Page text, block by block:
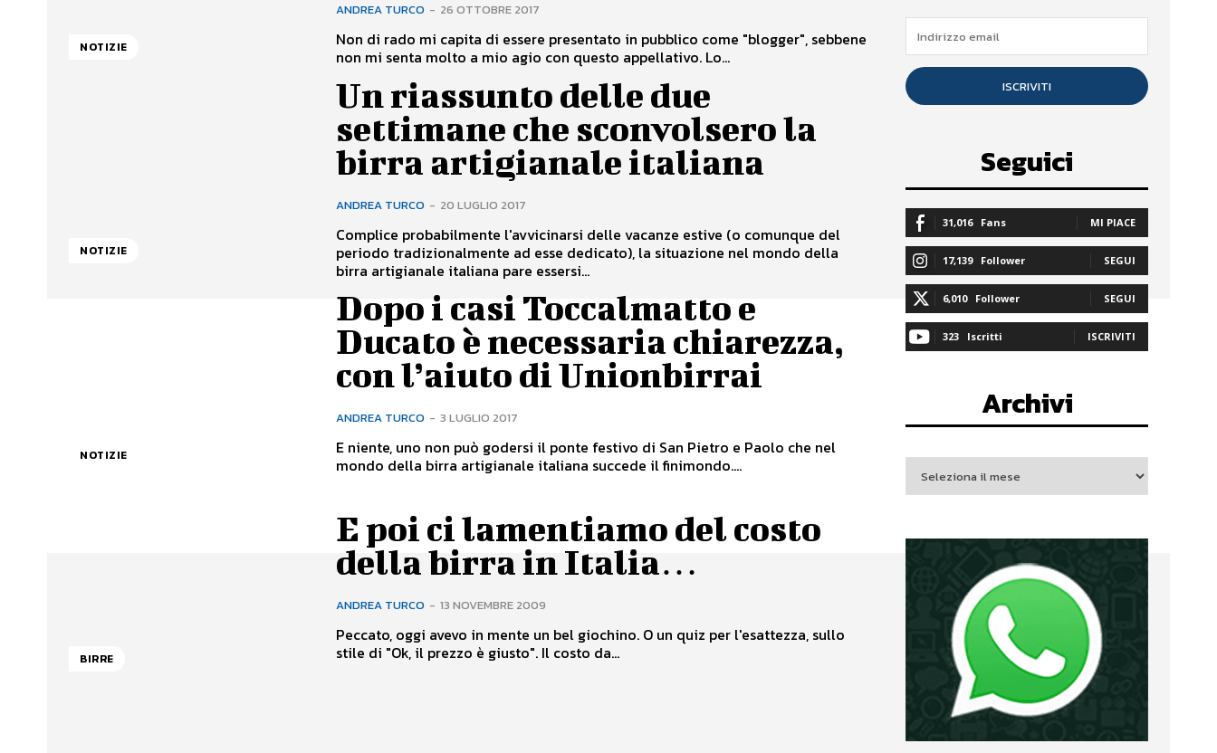
NOTIZIE
ANDREA TURCO - 26 OTTOBRE 2017
Non di rado mi capita di essere presentato in pubblico come "blogger", sebbene
non mi senta molto a mio agio con questo appellativo. Lo...
NOTIZIE
Un riassunto delle due
settimane che sconvolsero la
birra artigianale italiana
ANDREA TURCO - 20 LUGLIO 2017
Complice probabilmente l'avvicinarsi delle vacanze estive (o comunque del
periodo tradizionalmente ad esse dedicato), la situazione nel mondo della
birra artigianale italiana pare essersi...
NOTIZIE
Dopo i casi Toccalmatto e
Ducato è necessaria chiarezza,
con l’aiuto di Unionbirrai
ANDREA TURCO - 3 LUGLIO 2017
E niente, uno non può godersi il ponte festivo di San Pietro e Paolo che nel
mondo della birra artigianale italiana succede il finimondo....
BIRRE
E poi ci lamentiamo del costo
della birra in Italia…
ANDREA TURCO - 13 NOVEMBRE 2009
Peccato, oggi avevo in mente un bel giochino. O un quiz per l'esattezza, sullo
stile di "Ok, il prezzo è giusto". Il costo da...
ISCRIVITI
Seguici
31,016 Fans MI PIACE
17,139 Follower SEGUI
6,010 Follower SEGUI
323 Iscritti ISCRIVITI
Archivi